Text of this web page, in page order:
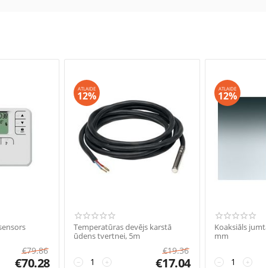
€79.86
€70.28
ATLAIDE
12%
Temperatūras devējs karstā
ūdens tvertnei, 5m
+
−
€19.36
€17.04
ATLAIDE
12%
Koaksiāls
mm
+
−